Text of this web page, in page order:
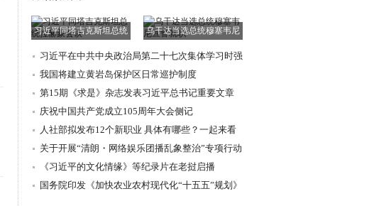
习近平同塔吉克斯坦总统
乌干达当选总统穆塞韦尼
习近平在中共中央政治局第二十七次集体学习时强
调 强化政治引领
我国将建立黄岩岛保护区日常巡护制度
第15期《求是》杂志发表习近平总书记重要文章
庆祝中国共产党成立105周年大会侧记
人社部拟发布12个新职业 具体有哪些？一起来看
→
关于开展“清朗・网络娱乐团播乱象整治”专项行动
的通知
《习近平的文化情缘》等纪录片在老挝启播
国务院印发《加快农业农村现代化“十五五”规划》